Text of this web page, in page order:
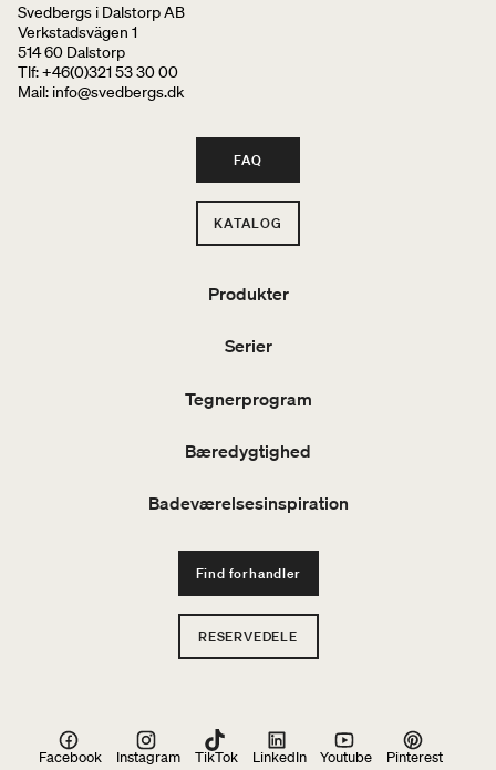
Svedbergs i Dalstorp AB
Verkstadsvägen 1
514 60 Dalstorp
Tlf: +46(0)321 53 30 00
Mail: info@svedbergs.dk
FAQ
KATALOG
Produkter
Serier
Tegnerprogram
Bæredygtighed
Badeværelsesinspiration
Find forhandler
RESERVEDELE
Facebook Instagram TikTok LinkedIn Youtube Pinterest